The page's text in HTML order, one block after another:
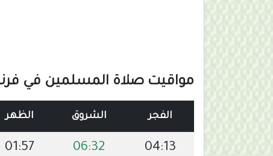
مواقيت صلاة المسلمين في
الفجر الشروق الظهر
04:13
06:32
01:57